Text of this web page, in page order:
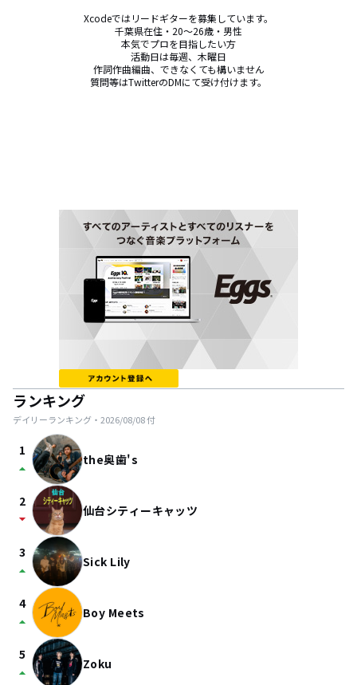
Xcodeではリードギターを募集しています。
千葉県在住・20～26歳・男性
本気でプロを目指したい方
活動日は毎週、木曜日
作詞作曲編曲、できなくても構いません
質問等はTwitterのDMにて受け付けます。
ランキング
デイリーランキング・ 2026/08/08付
1
arrow_drop_up the奥歯's
2
arrow_drop_down 仙台シティーキャッツ
3
arrow_drop_up Sick Lily
4
arrow_drop_up Boy Meets
5
arrow_drop_up Zoku